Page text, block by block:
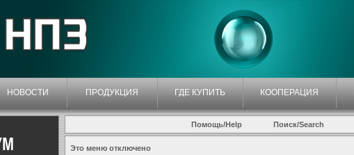
НОВОСТИ ПРОДУКЦИЯ ГДЕ КУПИТЬ КООПЕРАЦИЯ
Помощь/Help Поиск/Search
Это меню отключено